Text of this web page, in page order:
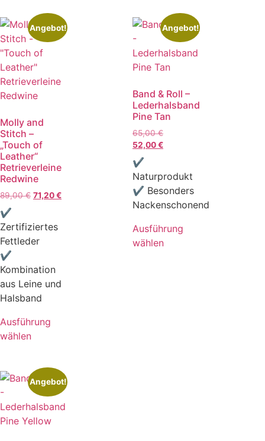
Angebot!
Molly and
Stitch –
„Touch of
Leather“
Retrieverleine
Redwine
89,00€ 71,20€
✔
Zertifiziertes
Fettleder
✔
Kombination
aus Leine und
Halsband
Ausführung
wählen
Angebot!
Band & Roll –
Lederhalsband
Pine Tan
65,00€
52,00€
✔
Naturprodukt
✔ Besonders
Nackenschonend
Ausführung
wählen
Angebot!